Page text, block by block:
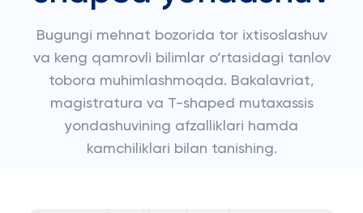
Bugungi mehnat bozorida tor ixtisoslashuv
va keng qamrovli bilimlar o‘rtasidagi tanlov
tobora muhimlashmoqda. Bakalavriat,
magistratura va T-shaped mutaxassis
yondashuvining afzalliklari hamda
kamchiliklari bilan tanishing.